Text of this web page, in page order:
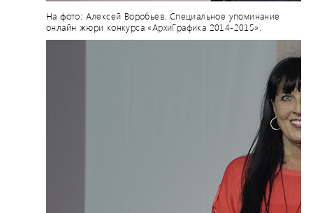
На фото: Алексей Воробьев. Специальное упоминание
онлайн жюри конкурса «АрхиГрафика 2014-2015».